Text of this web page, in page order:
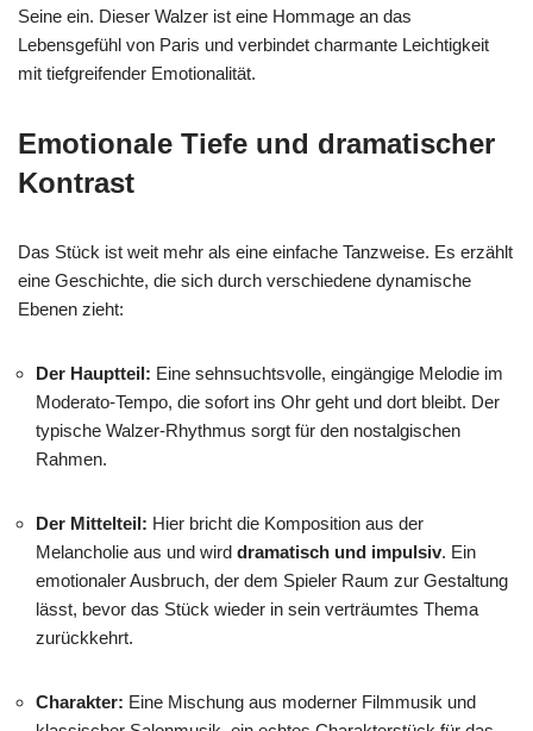
Seine ein. Dieser Walzer ist eine Hommage an das
Lebensgefühl von Paris und verbindet charmante Leichtigkeit
mit tiefgreifender Emotionalität.
Emotionale Tiefe und dramatischer
Kontrast
Das Stück ist weit mehr als eine einfache Tanzweise. Es erzählt
eine Geschichte, die sich durch verschiedene dynamische
Ebenen zieht:
Der Hauptteil: Eine sehnsuchtsvolle, eingängige Melodie im
Moderato-Tempo, die sofort ins Ohr geht und dort bleibt. Der
typische Walzer-Rhythmus sorgt für den nostalgischen
Rahmen.
Der Mittelteil: Hier bricht die Komposition aus der
Melancholie aus und wird dramatisch und impulsiv. Ein
emotionaler Ausbruch, der dem Spieler Raum zur Gestaltung
lässt, bevor das Stück wieder in sein verträumtes Thema
zurückkehrt.
Charakter: Eine Mischung aus moderner Filmmusik und